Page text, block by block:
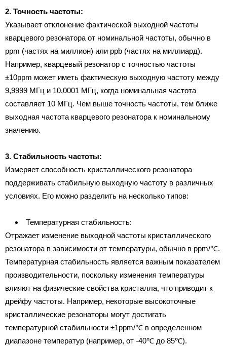
2. Точность частоты:
Указывает отклонение фактической выходной частоты
кварцевого резонатора от номинальной частоты, обычно в
ppm (частях на миллион) или ppb (частях на миллиард).
Например, кварцевый резонатор с точностью частоты
±10ppm может иметь фактическую выходную частоту между
9,9999 МГц и 10,0001 МГц, когда номинальная частота
составляет 10 МГц. Чем выше точность частоты, тем ближе
выходная частота кварцевого резонатора к номинальному
значению.
3. Стабильность частоты:
Измеряет способность кристаллического резонатора
поддерживать стабильную выходную частоту в различных
условиях. Его можно разделить на несколько типов:
Температурная стабильность:
Отражает изменение выходной частоты кристаллического
резонатора в зависимости от температуры, обычно в ppm/℃.
Температурная стабильность является важным показателем
производительности, поскольку изменения температуры
влияют на физические свойства кристалла, что приводит к
дрейфу частоты. Например, некоторые высокоточные
кристаллические резонаторы могут достигать
температурной стабильности ±1ppm/℃ в определенном
диапазоне температур (например, от -40℃ до 85℃).